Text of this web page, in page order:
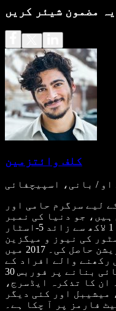
یہ مضمون شیئر کریں
کلف وائتزمین
او / بانی، اسپیچفائی
لیے سرگرم حامی اور
جو دنیا کی نمبر
1 ٹیکسٹ ٹو اسپیچ ایپ ہے۔ 1 لاکھ سے زائد 5-اسٹار
کی نیوز و میگزین
کیٹیگری میں پہلی پوزیشن حاصل کی۔ 2017 میں
رکھنے والے افراد کے
لیے انٹرنیٹ کو زیادہ قابلِ رسائی بنانے پر فوربس 30
ان کا تذکرہ ایڈسرج،
میشیبل اور کئی دیگر
فارمز پر آ چکا ہے۔